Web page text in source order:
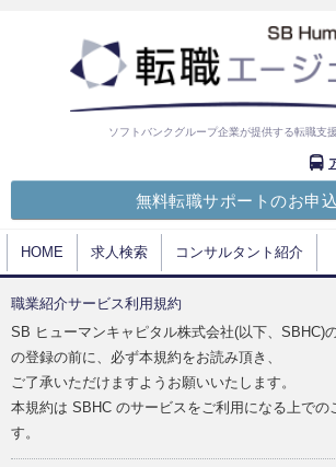
ソフトバンクグループ企業が提供する転職支
無料転職サポートのお申
HOME 求人検索 コンサルタント紹介
職業紹介サービス利用規約
SB ヒューマンキャピタル株式会社(以下、SBHC)
の登録の前に、必ず本規約をお読み頂き、
ご了承いただけますようお願いいたします。
本規約は SBHC のサービスをご利用になる上での
す。